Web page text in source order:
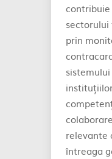
sectorului
prin
relevante
întreaga